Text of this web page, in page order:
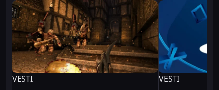
profesionalno. Sve tehničke analize i konfiguracije
na Sajber Sfera portalu zasnovane su na realnim
produkcionim implementacijama.
VESTI VESTI